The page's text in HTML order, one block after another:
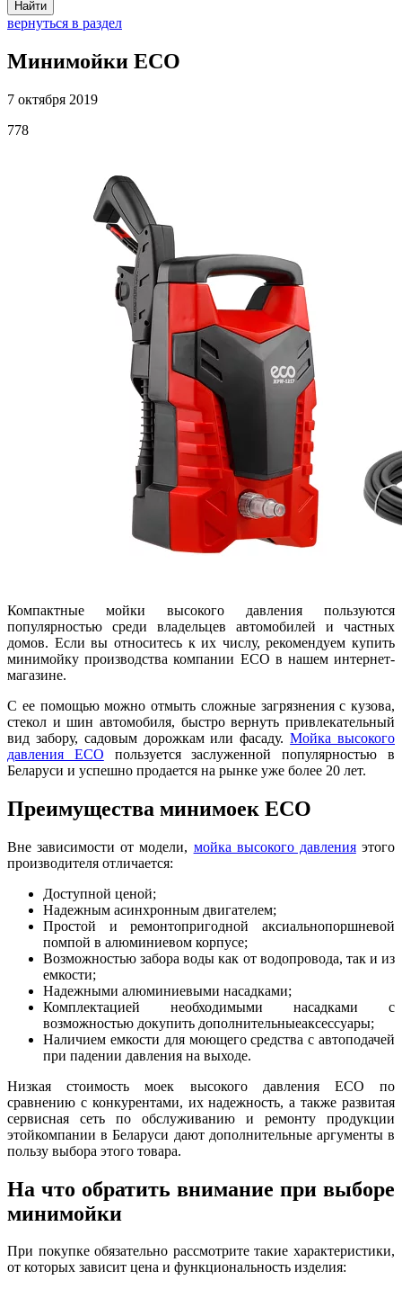
Найти
вернуться в раздел
Минимойки ECO
7 октября 2019
778
Компактные мойки высокого давления пользуются
популярностью среди владельцев автомобилей и частных
домов. Если вы относитесь к их числу, рекомендуем купить
минимойку производства компании ECO в нашем интернет-
магазине.
С ее помощью можно отмыть сложные загрязнения с кузова,
стекол и шин автомобиля, быстро вернуть привлекательный
вид забору, садовым дорожкам или фасаду.Мойка высокого
давления ECO пользуется заслуженной популярностью в
Беларуси и успешно продается на рынке уже более 20 лет.
Преимущества минимоек ECO
Вне зависимости от модели, мойка высокого давленияэтого
производителя отличается:
Доступной ценой;
Надежным асинхронным двигателем;
Простой и ремонтопригодной аксиальнопоршневой
помпой в алюминиевом корпусе;
Возможностью забора воды как от водопровода, так и из
емкости;
Надежными алюминиевыми насадками;
Комплектацией необходимыми насадками с
возможностью докупить дополнительныеаксессуары;
Наличием емкости для моющего средства с автоподачей
при падении давления на выходе.
Низкая стоимость моек высокого давления ECO по
сравнению с конкурентами, их надежность, а также развитая
сервисная сеть по обслуживанию и ремонту продукции
этойкомпании в Беларуси дают дополнительные аргументы в
пользу выбора этого товара.
На что обратить внимание при выборе
минимойки
При покупке обязательно рассмотрите такие характеристики,
от которых зависит цена и функциональность изделия: